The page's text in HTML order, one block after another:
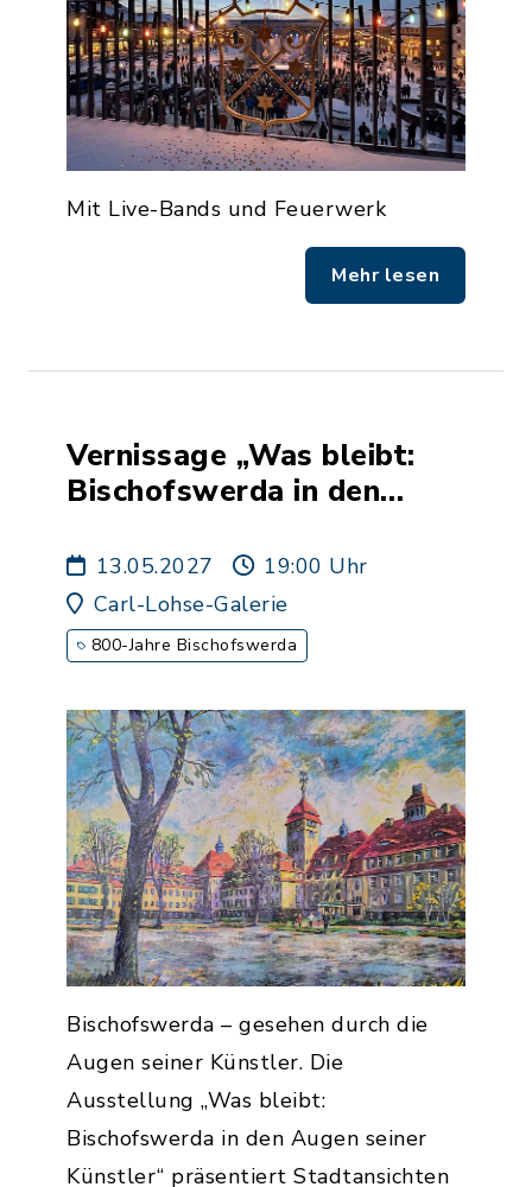
Mit Live-Bands und Feuerwerk
Mehr lesen
Vernissage „Was bleibt:
Bischofswerda in den
13.05.2027
19:00 Uhr
Carl-Lohse-Galerie
800-Jahre Bischofswerda
Bischofswerda – gesehen durch die
Augen seiner Künstler. Die
Ausstellung „Was bleibt:
Bischofswerda in den Augen seiner
Künstler“ präsentiert Stadtansichten